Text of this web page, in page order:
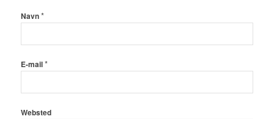
Navn*
E-mail*
Websted